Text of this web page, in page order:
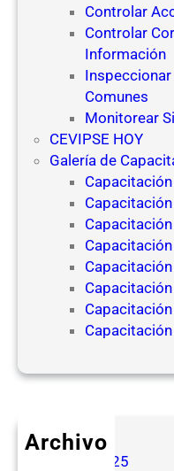
Controlar
Controlar
Información
Comunes
Monitorear
CEVIPSE HOY
Galería de
Archivo
mayo 2025